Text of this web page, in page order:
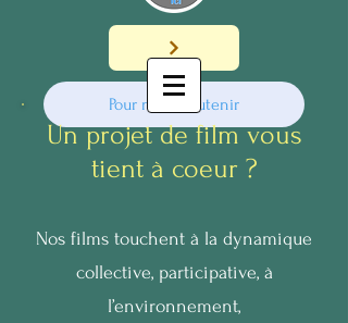
Pour nous soutenir
Un projet de film vous
tient à coeur ?
Nos films touchent à la dynamique
collective, participative, à
l’environnement,